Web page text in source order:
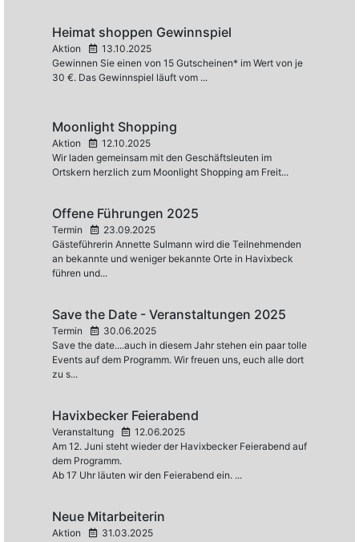
Heimat shoppen Gewinnspiel
Aktion
13.10.2025
Gewinnen Sie einen von 15 Gutscheinen* im Wert von je
30 €. Das Gewinnspiel läuft vom ...
Moonlight Shopping
Aktion
12.10.2025
Wir laden gemeinsam mit den Geschäftsleuten im
Ortskern herzlich zum Moonlight Shopping am Freit...
Offene Führungen 2025
Termin
23.09.2025
Gästeführerin Annette Sulmann wird die Teilnehmenden
an bekannte und weniger bekannte Orte in Havixbeck
führen und...
Save the Date - Veranstaltungen 2025
Termin
30.06.2025
Save the date....auch in diesem Jahr stehen ein paar tolle
Events auf dem Programm. Wir freuen uns, euch alle dort
zu s...
Havixbecker Feierabend
Veranstaltung
12.06.2025
Am 12. Juni steht wieder der Havixbecker Feierabend auf
dem Programm.
Ab 17 Uhr läuten wir den Feierabend ein. ...
Neue Mitarbeiterin
Aktion
31.03.2025